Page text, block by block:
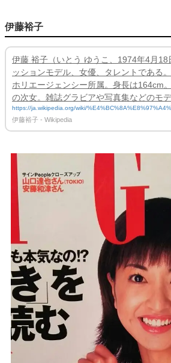
伊藤裕子
伊藤 裕子（いとう ゆうこ、1974年4月18
ッションモデル、女優、タレントである
ホリエージェンシー所属。身長は164cm
の次女。雑誌グラビアや写真集などのモ
https://ja.wikipedia.org/wiki/
伊藤裕子 - Wikipedia